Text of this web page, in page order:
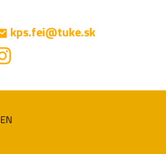
kps.fei@tuke.sk
EN